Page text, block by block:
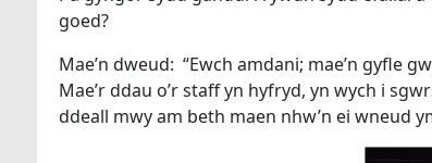
goed?
Mae’n dweud: “Ewch amdani; mae’n gyfle
Mae’r ddau o’r staff yn hyfryd, yn wych i
ddeall mwy am beth maen nhw’n ei wneud